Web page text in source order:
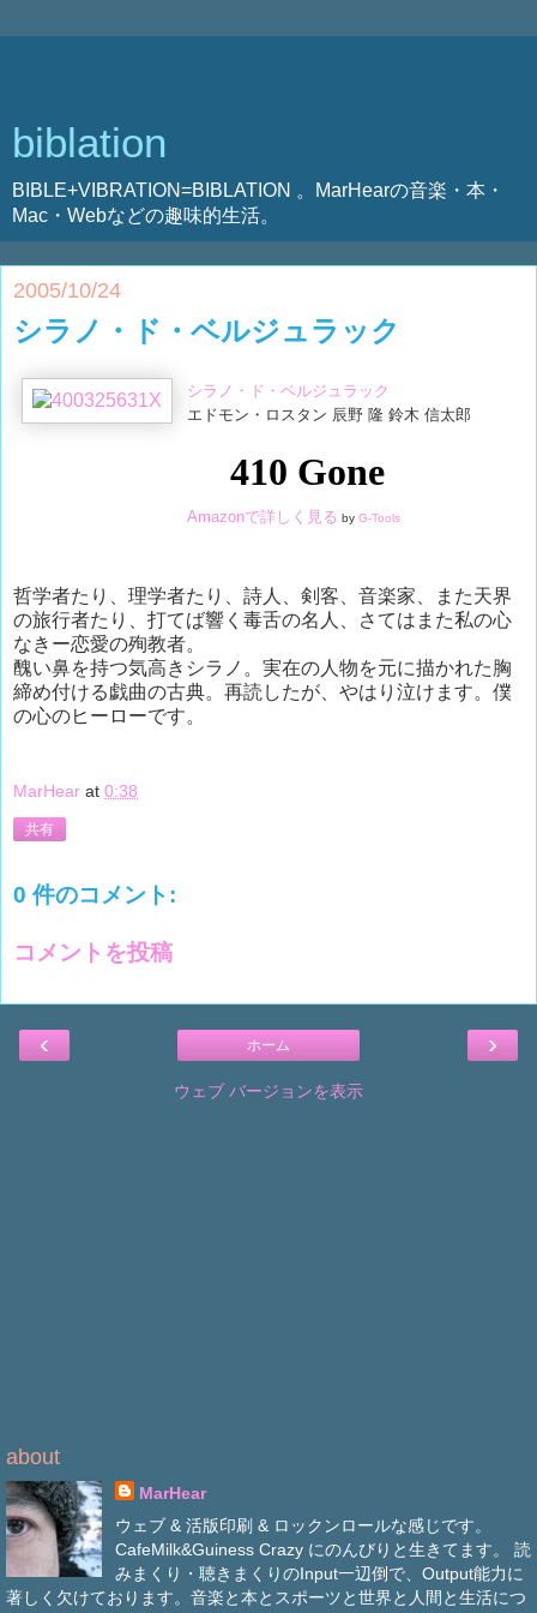
biblation
BIBLE+VIBRATION=BIBLATION 。MarHearの音楽・本・
Mac・Webなどの趣味的生活。
2005/10/24
シラノ・ド・ベルジュラック
シラノ・ド・ベルジュラック
エドモン・ロスタン 辰野 隆 鈴木 信太郎
Amazonで詳しく見る by G-Tools
哲学者たり、理学者たり、詩人、剣客、音楽家、また天界
の旅行者たり、打てば響く毒舌の名人、さてはまた私の心
なきー恋愛の殉教者。
醜い鼻を持つ気高きシラノ。実在の人物を元に描かれた胸
締め付ける戯曲の古典。再読したが、やはり泣けます。僕
の心のヒーローです。
MarHear at 0:38
共有
0 件のコメント:
コメントを投稿
‹ ›
ホーム
ウェブ バージョンを表示
about
MarHear
ウェブ & 活版印刷 & ロックンロールな感じです。
CafeMilk&Guiness Crazy にのんびりと生きてます。 読
みまくり・聴きまくりのInput一辺倒で、Output能力に
著しく欠けております。音楽と本とスポーツと世界と人間と生活につ